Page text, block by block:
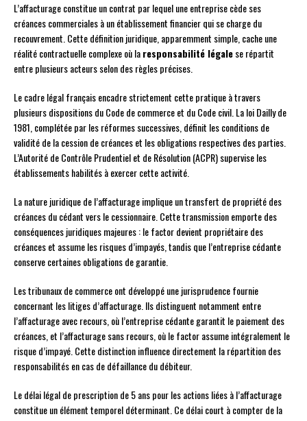
L’affacturage constitue un contrat par lequel une entreprise cède ses
créances commerciales à un établissement financier qui se charge du
recouvrement. Cette définition juridique, apparemment simple, cache une
réalité contractuelle complexe où laresponsabilité légalese répartit
entre plusieurs acteurs selon des règles précises.
Le cadre légal français encadre strictement cette pratique à travers
plusieurs dispositions du Code de commerce et du Code civil. La loi Dailly de
1981, complétée par les réformes successives, définit les conditions de
validité de la cession de créances et les obligations respectives des parties.
L’Autorité de Contrôle Prudentiel et de Résolution (ACPR) supervise les
établissements habilités à exercer cette activité.
La nature juridique de l’affacturage implique un transfert de propriété des
créances du cédant vers le cessionnaire. Cette transmission emporte des
conséquences juridiques majeures : le factor devient propriétaire des
créances et assume les risques d’impayés, tandis que l’entreprise cédante
conserve certaines obligations de garantie.
Les tribunaux de commerce ont développé une jurisprudence fournie
concernant les litiges d’affacturage. Ils distinguent notamment entre
l’affacturage avec recours, où l’entreprise cédante garantit le paiement des
créances, et l’affacturage sans recours, où le factor assume intégralement le
risque d’impayé. Cette distinction influence directement la répartition des
responsabilités en cas de défaillance du débiteur.
Le délai légal de prescription de 5 ans pour les actions liées à l’affacturage
constitue un élément temporel déterminant. Ce délai court à compter de la